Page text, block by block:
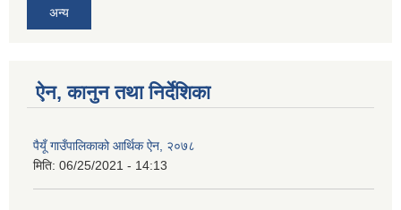
अन्य
ऐन, कानुन तथा निर्देशिका
पैयूँ गाउँपालिकाको आर्थिक ऐन, २०७८
मिति: 06/25/2021 - 14:13